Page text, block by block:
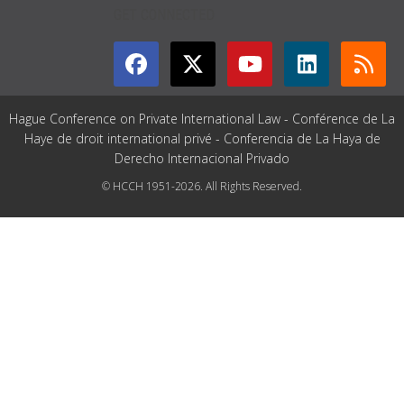
Hague Conference on Private International Law - Conférence de La
Haye de droit international privé - Conferencia de La Haya de
Derecho Internacional Privado
© HCCH 1951-2026. All Rights Reserved.